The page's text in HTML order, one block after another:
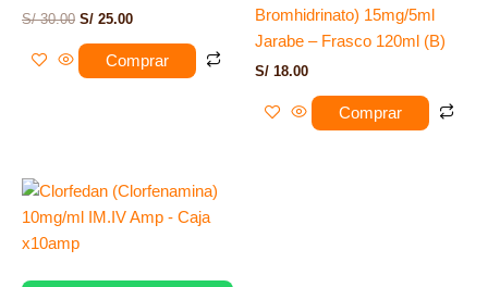
S/30.00 S/ 25.00
Comprar
Bromhidrinato) 15mg/5ml
Jarabe – Frasco 120ml (B)
S/ 18.00
Comprar